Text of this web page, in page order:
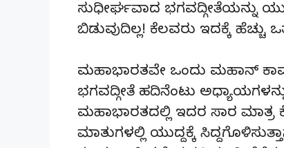
ಸುಧೀರ್ಘವಾದ ಭಗವದ್ಗೀತೆಯನ್ನು
ಬಿಡುವುದಿಲ್ಲ! ಕೆಲವರು ಇದಕ್ಕೆ ಹೆಚ್ಚು
ಮಹಾಭಾರತವೇ ಒಂದು ಮಹಾನ್
ಭಗವದ್ಗೀತೆ ಹದಿನೆಂಟು
ಮಹಾಭಾರತದಲ್ಲಿ ಇದರ ಸಾರ ಮಾತ್ರ
ಮಾತುಗಳಲ್ಲಿ ಯುದ್ದಕ್ಕೆ